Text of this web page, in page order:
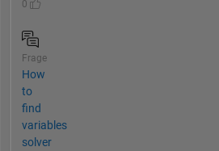
0
Frage
How
to
find
variables
solver